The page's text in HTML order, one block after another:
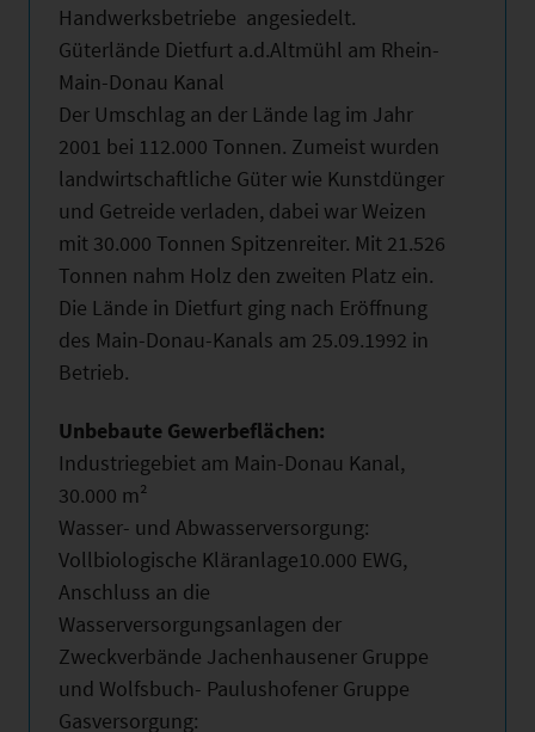
Handwerksbetriebe angesiedelt.
Güterlände Dietfurt a.d.Altmühl am Rhein-
Main-Donau Kanal
Der Umschlag an der Lände lag im Jahr
2001 bei 112.000 Tonnen. Zumeist wurden
landwirtschaftliche Güter wie Kunstdünger
und Getreide verladen, dabei war Weizen
mit 30.000 Tonnen Spitzenreiter. Mit 21.526
Tonnen nahm Holz den zweiten Platz ein.
Die Lände in Dietfurt ging nach Eröffnung
des Main-Donau-Kanals am 25.09.1992 in
Betrieb.
Unbebaute Gewerbeflächen:
Industriegebiet am Main-Donau Kanal,
30.000 m²
Wasser- und Abwasserversorgung:
Vollbiologische Kläranlage10.000 EWG,
Anschluss an die
Wasserversorgungsanlagen der
Zweckverbände Jachenhausener Gruppe
und Wolfsbuch- Paulushofener Gruppe
Gasversorgung: